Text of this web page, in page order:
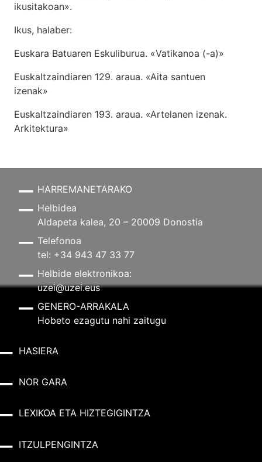
ikusitakoan».
Ikus, halaber:
Euskara Batuaren Eskuliburua. «Vatikanoa (-a)»
Euskaltzaindiaren 129. araua. «Aita santuen
izenak»
Euskaltzaindiaren 193. araua. «Artelanen izenak.
Arkitektura»
HARREMANETARAKO
Helbidea
Aldapeta kalea, 20 – 20009 Donostia
Telefonoa
tel: +34 943 47 33 77
Helbide elektronikoa:
uzei@uzei.eus
GENERO-ARRAKALA
Hobeto ezagutu nahi zaitugu
HASIERA
NOR GARA
LEXIKOA ETA HIZTEGIGINTZA
ITZULPENGINTZA